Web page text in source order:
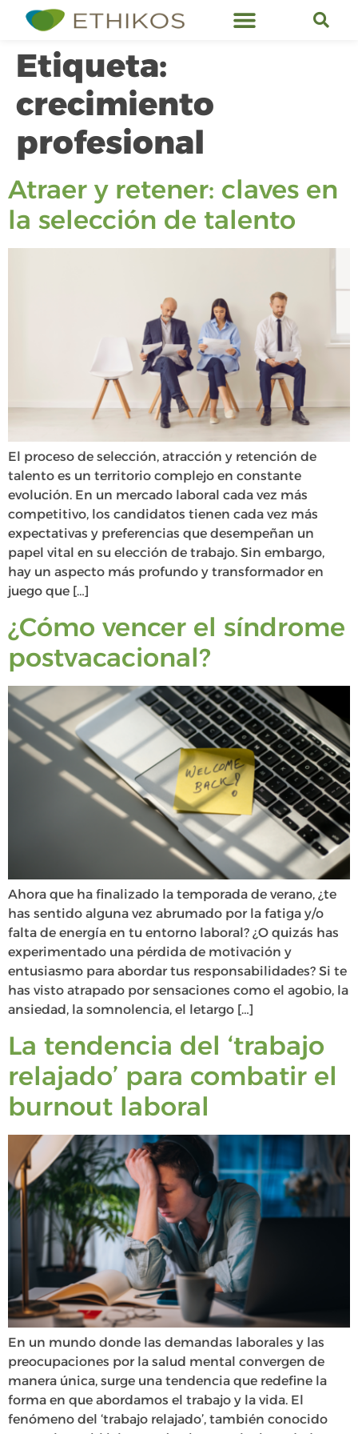
Etiqueta:
crecimiento
profesional
Atraer y retener: claves en
la selección de talento
El proceso de selección, atracción y retención de
talento es un territorio complejo en constante
evolución. En un mercado laboral cada vez más
competitivo, los candidatos tienen cada vez más
expectativas y preferencias que desempeñan un
papel vital en su elección de trabajo. Sin embargo,
hay un aspecto más profundo y transformador en
juego que […]
¿Cómo vencer el síndrome
postvacacional?
Ahora que ha finalizado la temporada de verano, ¿te
has sentido alguna vez abrumado por la fatiga y/o
falta de energía en tu entorno laboral? ¿O quizás has
experimentado una pérdida de motivación y
entusiasmo para abordar tus responsabilidades? Si te
has visto atrapado por sensaciones como el agobio, la
ansiedad, la somnolencia, el letargo […]
La tendencia del ‘trabajo
relajado’ para combatir el
burnout laboral
En un mundo donde las demandas laborales y las
preocupaciones por la salud mental convergen de
manera única, surge una tendencia que redefine la
forma en que abordamos el trabajo y la vida. El
fenómeno del ‘trabajo relajado’, también conocido